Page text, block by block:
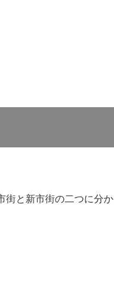
街と新市街の二つに分か